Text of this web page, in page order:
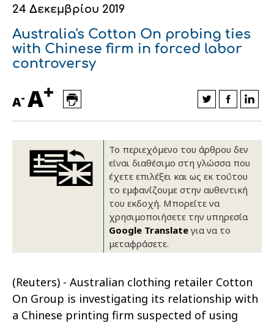
Οικονομικά στοιχεία
Εταιρική δομή
Καινοτομία
Εκδηλώσεις
Εξαγωγές
Συνέδρια
Ευφυής γεωργία
Συμβουλευτική στο χωράφι
Εκκόκκιση για λογαριασμό του
παραγωγού
Ιατρικές υπηρεσίες
Αλυσίδα βάμβακος
Κλωστοϋφαντουργία - Ένδυση
Εταιρικά νέα
24 Δεκεμβρίου 2019
Australia's Cotton On probing ties
with Chinese firm in forced labor
controversy
A- A+
Το περιεχόμενο του άρθρου δεν
είναι διαθέσιμο στη γλώσσα που
έχετε επιλέξει και ως εκ τούτου
το εμφανίζουμε στην αυθεντική
του εκδοχή. Μπορείτε να
χρησιμοποιήσετε την υπηρεσία
Google Translateγια να το
μεταφράσετε.
(Reuters) - Australian clothing retailer Cotton
On Group is investigating its relationship with
a Chinese printing firm suspected of using